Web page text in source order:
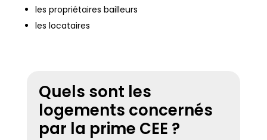
les propriétaires bailleurs
les locataires
Quels sont les
logements concernés
par la prime CEE ?